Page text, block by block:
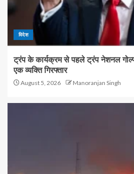
विदेश
ट्रंप के कार्यक्रम से पहले ट्रंप नेशनल
एक व्यक्ति गिरफ्तार
August 5, 2026 Manoranjan Singh